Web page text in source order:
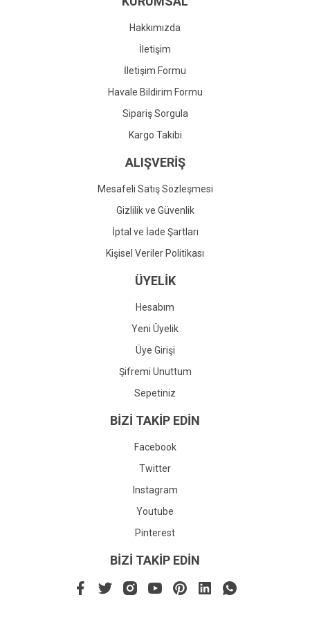
Gönder
Hakkımızda
İletişim
İletişim Formu
Havale Bildirim Formu
Sipariş Sorgula
Kargo Takibi
ALIŞVERİŞ
Mesafeli Satış Sözleşmesi
Gizlilik ve Güvenlik
İptal ve İade Şartları
Kişisel Veriler Politikası
ÜYELİK
Hesabım
Yeni Üyelik
Üye Girişi
Şifremi Unuttum
Sepetiniz
BİZİ TAKİP EDİN
Facebook
Twitter
Instagram
Youtube
Pinterest
BİZİ TAKİP EDİN